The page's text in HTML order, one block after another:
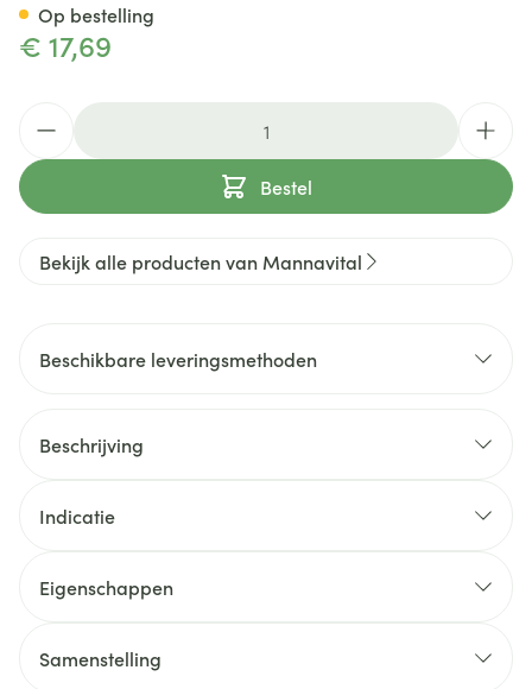
€ 17,69
Bestel
Op bestelling
Bekijk alle producten van Mannavital
Beschikbare leveringsmethoden
Beschrijving
Indicatie
Eigenschappen
Samenstelling